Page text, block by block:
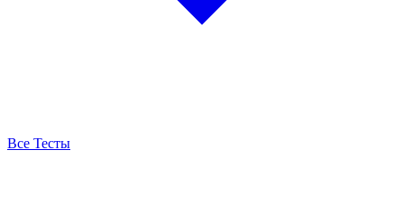
Все Тесты